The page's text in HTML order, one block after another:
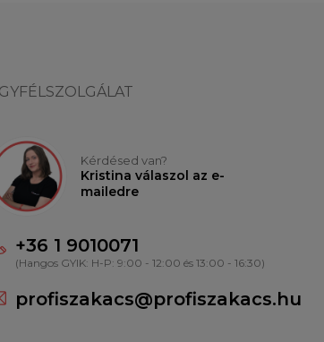
Kérdésed van?
Kristina válaszol az e-
mailedre
+36 1 9010071
(Hangos GYIK: H-P: 9:00 - 12:00 és 13:00 - 16:30)
profiszakacs@profiszakacs.hu